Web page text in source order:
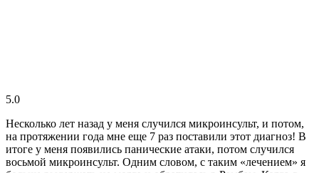
5.0
Несколько лет назад у меня случился микроинсульт, и потом,
на протяжении года мне еще 7 раз поставили этот диагноз! В
итоге у меня появились панические атаки, потом случился
восьмой микроинсульт. Одним словом, с таким «лечением» я